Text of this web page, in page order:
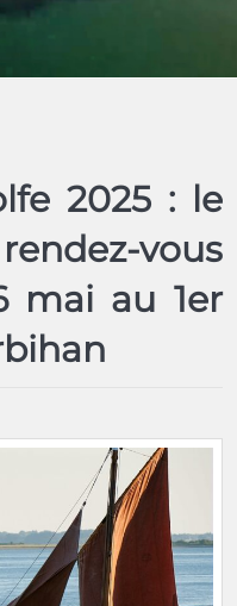
2025 : le
vous
mai au 1er